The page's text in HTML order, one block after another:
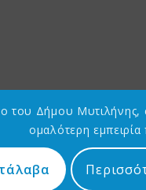
Designed by
του Δήμου
ομαλότερη εμπειρία